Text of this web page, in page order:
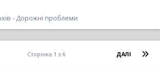
- Дорожні проблеми
ДАЛІ
Сторінка 1 з 6